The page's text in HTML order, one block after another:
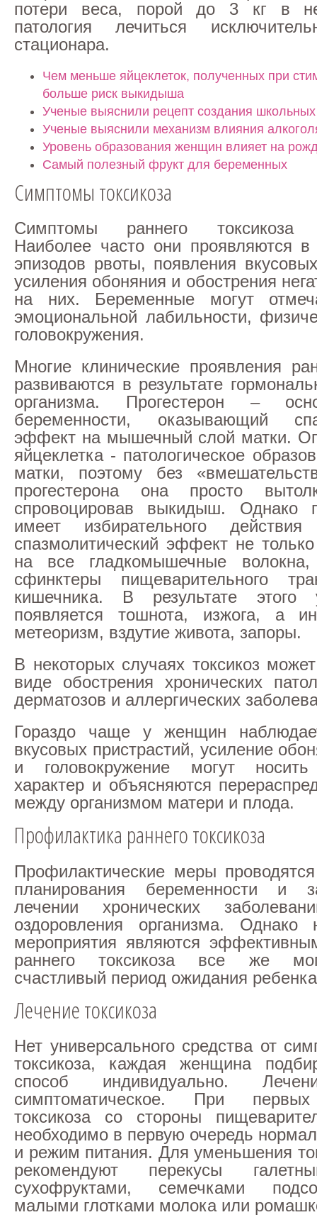
потери веса, порой до 3 кг в
патология лечиться
стационара.
Чем меньше яйцеклеток, полученных при
больше риск выкидыша
Ученые выяснили рецепт создания школьных
Ученые выяснили механизм влияния
Уровень образования женщин влияет на
Самый полезный фрукт для беременных
Симптомы токсикоза
Симптомы раннего токсикоза
Наиболее часто они проявляются
эпизодов рвоты, появления
усиления обоняния и обострения
на них. Беременные могут
эмоциональной лабильности,
головокружения.
Многие клинические проявления
развиваются в результате
организма. Прогестерон –
беременности, оказывающий
эффект на мышечный слой матки.
яйцеклетка - патологическое
матки, поэтому без
прогестерона она просто
спровоцировав выкидыш. Однако
имеет избирательного
спазмолитический эффект не
на все гладкомышечные
сфинктеры пищеварительного
кишечника. В результате этого
появляется тошнота, изжога, а
метеоризм, вздутие живота, запоры.
В некоторых случаях токсикоз
виде обострения хронических
дерматозов и аллергических
Гораздо чаще у женщин
вкусовых пристрастий, усиление
и головокружение могут носить
характер и объясняются
между организмом матери и плода.
Профилактика раннего токсикоза
Профилактические меры
планирования беременности и
лечении хронических
оздоровления организма. Однако
мероприятия являются
раннего токсикоза все же
счастливый период ожидания
Лечение токсикоза
Нет универсального средства от
токсикоза, каждая женщина
способ индивидуально.
симптоматическое. При первых
токсикоза со стороны
необходимо в первую очередь
и режим питания. Для уменьшения
рекомендуют перекусы
сухофруктами, семечками
малыми глотками молока или